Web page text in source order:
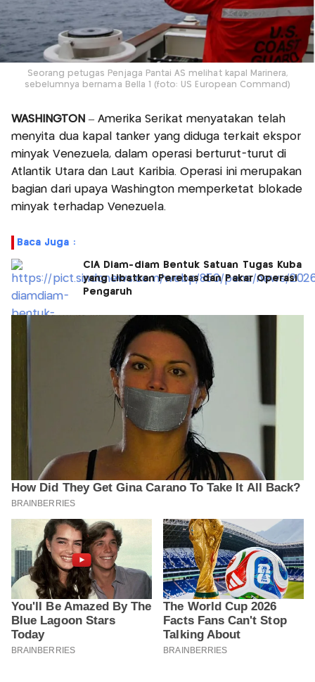
Seorang petugas Penjaga Pantai AS melihat kapal Marinera,
sebelumnya bernama Bella 1 (foto: US European Command)
WASHINGTON – Amerika Serikat menyatakan telah
menyita dua kapal tanker yang diduga terkait ekspor
minyak Venezuela, dalam operasi berturut-turut di
Atlantik Utara dan Laut Karibia. Operasi ini merupakan
bagian dari upaya Washington memperketat blokade
minyak terhadap Venezuela.
Baca Juga :
CIA Diam-diam Bentuk Satuan Tugas Kuba
yang Libatkan Peretas dan Pakar Operasi
Pengaruh